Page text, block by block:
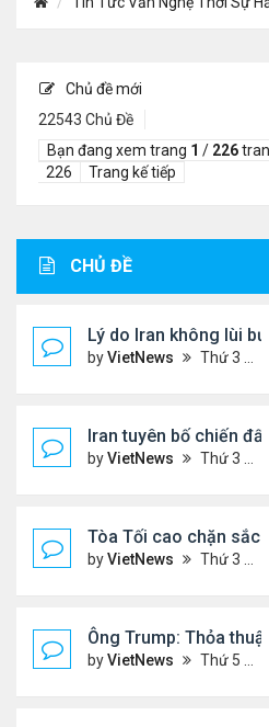
Chủ đề mới
22543 Chủ Đề
Bạn đang xem trang 1 / 226
226
Trang kế tiếp
CHỦ ĐỀ
Lý do Iran không lùi
byVietNews Thứ 3 Tháng 8 04, 2026 4:32 pm
Iran tuyên bố chiến
byVietNews Thứ 3 Tháng 7 14, 2026 4:29 pm
Tòa Tối cao chặn sắc
byVietNews Thứ 3 Tháng 6 30, 2026 5:52 pm
Ông Trump: Thỏa
byVietNews Thứ 5 Tháng 6 18, 2026 5:26 pm